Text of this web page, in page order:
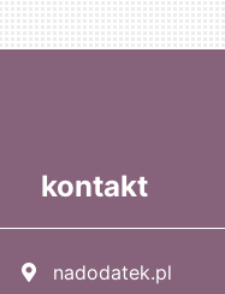
kontakt
nadodatek.pl